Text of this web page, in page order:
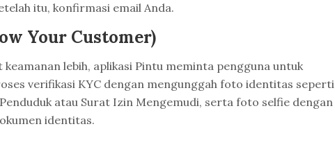
itu, konfirmasi email Anda.
Your Customer)
lebih, aplikasi Pintu meminta pengguna untuk
verifikasi KYC dengan mengunggah foto identitas seperti
atau Surat Izin Mengemudi, serta foto selfie dengan
identitas.